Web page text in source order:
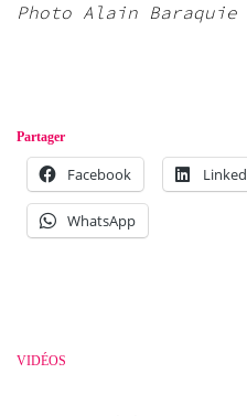
Photo Alain Baraquie
Partager
Facebook
WhatsApp
VIDÉOS